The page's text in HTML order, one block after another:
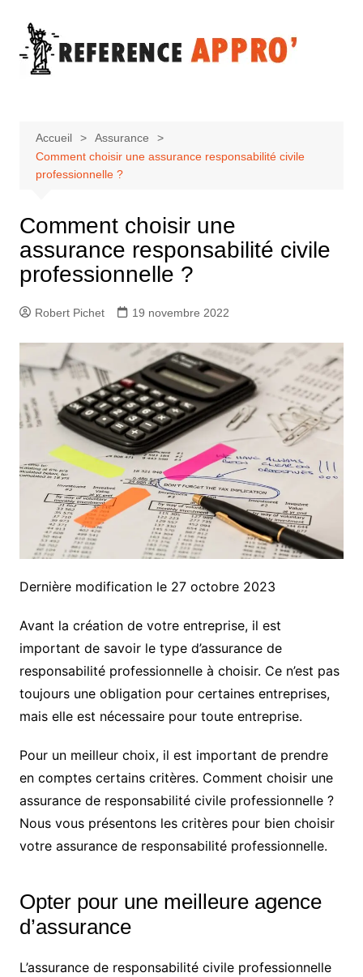
contenu
Accueil
Assurance
Comment choisir une assurance responsabilité civile
professionnelle ?
Comment choisir une
assurance responsabilité civile
professionnelle ?
Robert Pichet 19 novembre 2022
Dernière modification le 27 octobre 2023
Avant la création de votre entreprise, il est
important de savoir le type d’assurance de
responsabilité professionnelle à choisir. Ce n’est pas
toujours une obligation pour certaines entreprises,
mais elle est nécessaire pour toute entreprise.
Pour un meilleur choix, il est important de prendre
en comptes certains critères. Comment choisir une
assurance de responsabilité civile professionnelle ?
Nous vous présentons les critères pour bien choisir
votre assurance de responsabilité professionnelle.
Opter pour une meilleure agence
d’assurance
L’assurance de responsabilité civile professionnelle